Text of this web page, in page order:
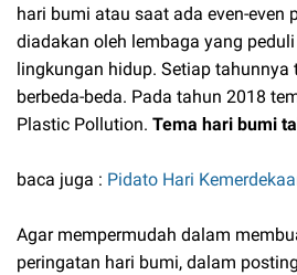
hari bumi atau saat ada even-even
diadakan oleh lembaga yang
lingkungan hidup. Setiap tahunnya
berbeda-beda. Pada tahun 2018
Plastic Pollution. Tema hari bumi
baca juga : Pidato Hari
Agar mempermudah dalam
peringatan hari bumi, dalam posting